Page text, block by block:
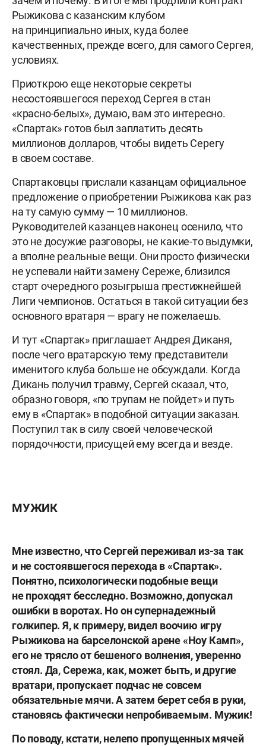
Рыжикова с казанским клубом
на принципиально иных, куда более
качественных, прежде всего, для самого Сергея,
условиях.
Приоткрою еще некоторые секреты
несостоявшегося переход Сергея в стан
«красно-белых», думаю, вам это интересно.
«Спартак» готов был заплатить десять
миллионов долларов, чтобы видеть Серегу
в своем составе.
Спартаковцы прислали казанцам официальное
предложение о приобретении Рыжикова как раз
на ту самую сумму — 10 миллионов.
Руководителей казанцев наконец осенило, что
это не досужие разговоры, не какие-то выдумки,
а вполне реальные вещи. Они просто физически
не успевали найти замену Сереже, близился
старт очередного розыгрыша престижнейшей
Лиги чемпионов. Остаться в такой ситуации без
основного вратаря — врагу не пожелаешь.
И тут «Спартак» приглашает Андрея Диканя,
после чего вратарскую тему представители
именитого клуба больше не обсуждали. Когда
Дикань получил травму, Сергей сказал, что,
образно говоря, «по трупам не пойдет» и путь
ему в «Спартак» в подобной ситуации заказан.
Поступил так в силу своей человеческой
порядочности, присущей ему всегда и везде.
МУЖИК
Мне известно, что Сергей переживал из-за так
и не состоявшегося перехода в «Спартак».
Понятно, психологически подобные вещи
не проходят бесследно. Возможно, допускал
ошибки в воротах. Но он супернадежный
голкипер. Я, к примеру, видел воочию игру
Рыжикова на барселонской арене «Ноу Камп»,
его не трясло от бешеного волнения, уверенно
стоял. Да, Сережа, как, может быть, и другие
вратари, пропускает подчас не совсем
обязательные мячи. А затем берет себя в руки,
становясь фактически непробиваемым. Мужик!
По поводу, кстати, нелепо пропущенных мячей